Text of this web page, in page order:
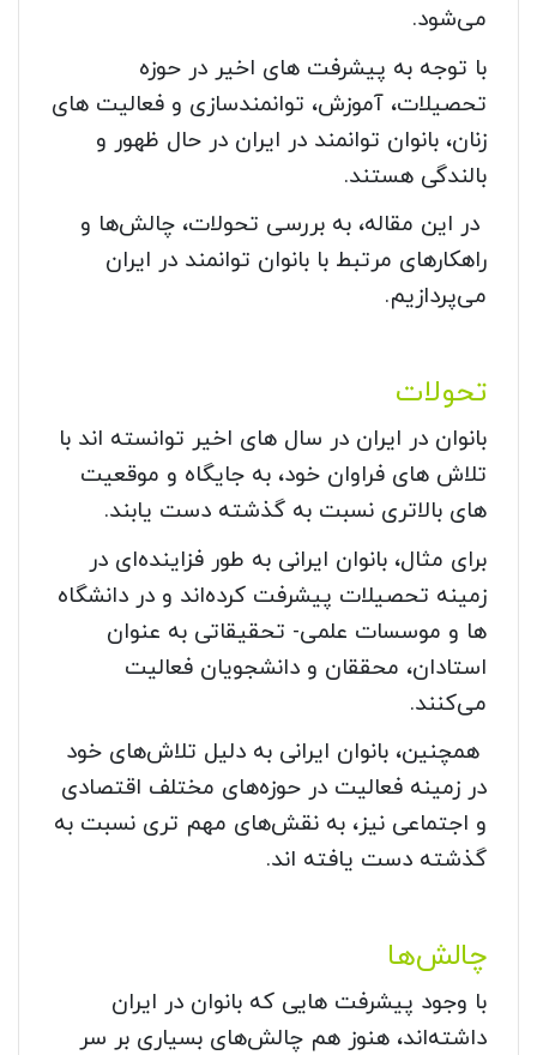
می‌شود.
با توجه به پیشرفت های اخیر در حوزه
تحصیلات، آموزش، توانمندسازی و فعالیت های
زنان، بانوان توانمند در ایران در حال ظهور و
بالندگی هستند.
در این مقاله، به بررسی تحولات، چالش‌ها و
راهکارهای مرتبط با بانوان توانمند در ایران
می‌پردازیم.
تحولات
بانوان در ایران در سال های اخیر توانسته اند با
تلاش های فراوان خود، به جایگاه و موقعیت
های بالاتری نسبت به گذشته دست یابند.
برای مثال، بانوان ایرانی به طور فزاینده‌ای در
زمینه تحصیلات پیشرفت کرده‌اند و در دانشگاه
ها و موسسات علمی- تحقیقاتی به عنوان
استادان، محققان و دانشجویان فعالیت
می‌کنند.
همچنین، بانوان ایرانی به دلیل تلاش‌های خود
در زمینه فعالیت در حوزه‌های مختلف اقتصادی
و اجتماعی نیز، به نقش‌های مهم تری نسبت به
گذشته دست یافته اند.
چالش‌ها
با وجود پیشرفت هایی که بانوان در ایران
داشته‌اند، هنوز هم چالش‌های بسیاری بر سر